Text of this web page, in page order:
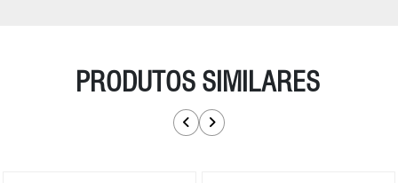
PRODUTOS SIMILARES